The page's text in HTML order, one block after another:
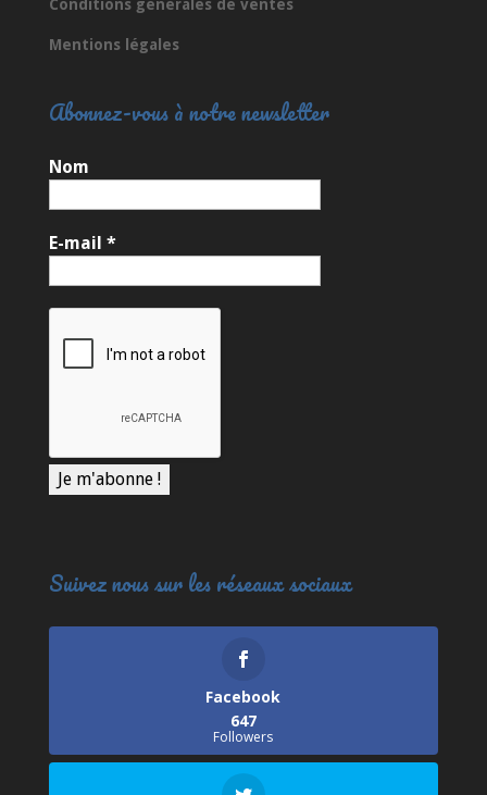
Conditions générales de ventes
Mentions légales
Abonnez-vous à notre newsletter
Nom
E-mail *
Suivez nous sur les réseaux sociaux
Facebook
647
Followers